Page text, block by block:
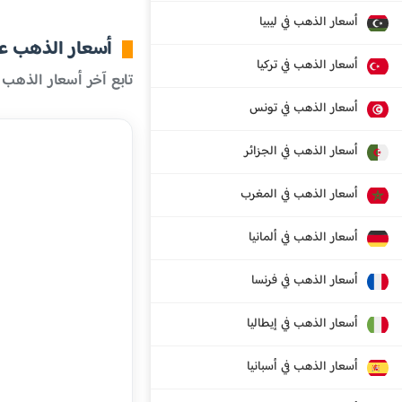
أسعار الذهب في ليبيا
أسعار الذهب في تركيا
أسعار الذهب في تونس
أسعار الذهب في الجزائر
أسعار الذهب في المغرب
أسعار الذهب في ألمانيا
أسعار الذهب في فرنسا
أسعار الذهب في إيطاليا
أسعار الذهب في أسبانيا
أسعار الذهب
تابع آخر أسعار